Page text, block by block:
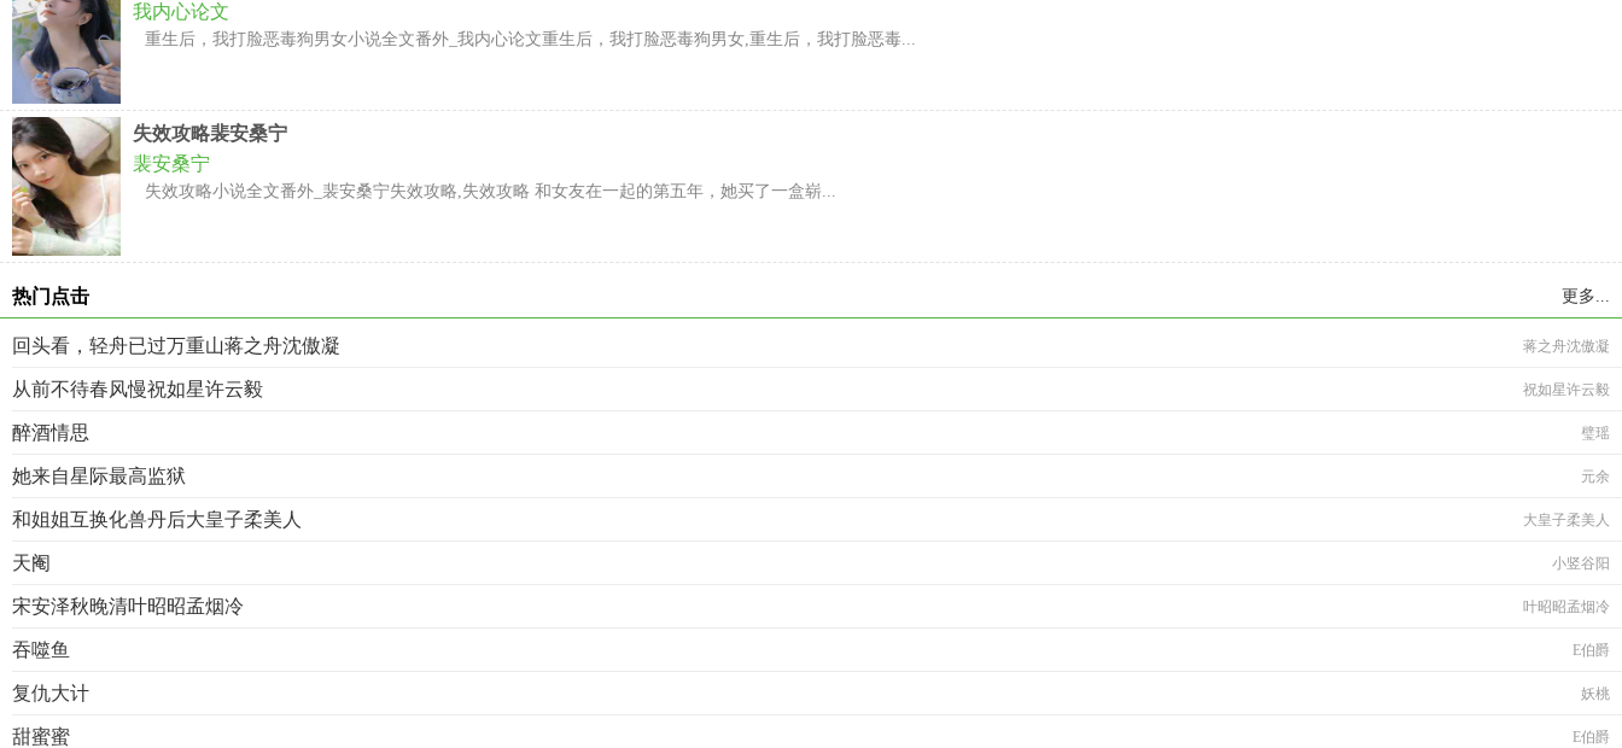
我内心论文
重生后，我打脸恶毒狗男女小说全文番外_我内心论文重生后，我打脸恶毒狗男女,重生后，我打脸恶毒...
失效攻略裴安桑宁
裴安桑宁
失效攻略小说全文番外_裴安桑宁失效攻略,失效攻略 和女友在一起的第五年，她买了一盒崭...
热门点击 更多...
回头看，轻舟已过万重山蒋之舟沈傲凝 蒋之舟沈傲凝
从前不待春风慢祝如星许云毅 祝如星许云毅
醉酒情思 璧瑶
她来自星际最高监狱 元余
和姐姐互换化兽丹后大皇子柔美人 大皇子柔美人
天阉 小竖谷阳
宋安泽秋晚清叶昭昭孟烟冷 叶昭昭孟烟冷
吞噬鱼 E伯爵
复仇大计 妖桃
甜蜜蜜 E伯爵